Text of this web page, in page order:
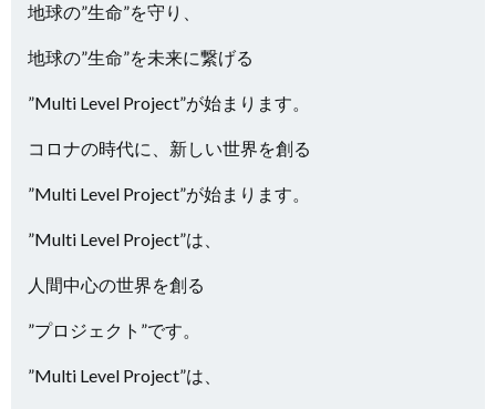
地球の”生命”を守り、
地球の”生命”を未来に繋げる
”Multi Level Project”が始まります。
コロナの時代に、新しい世界を創る
”Multi Level Project”が始まります。
”Multi Level Project”は、
人間中心の世界を創る
”プロジェクト”です。
”Multi Level Project”は、